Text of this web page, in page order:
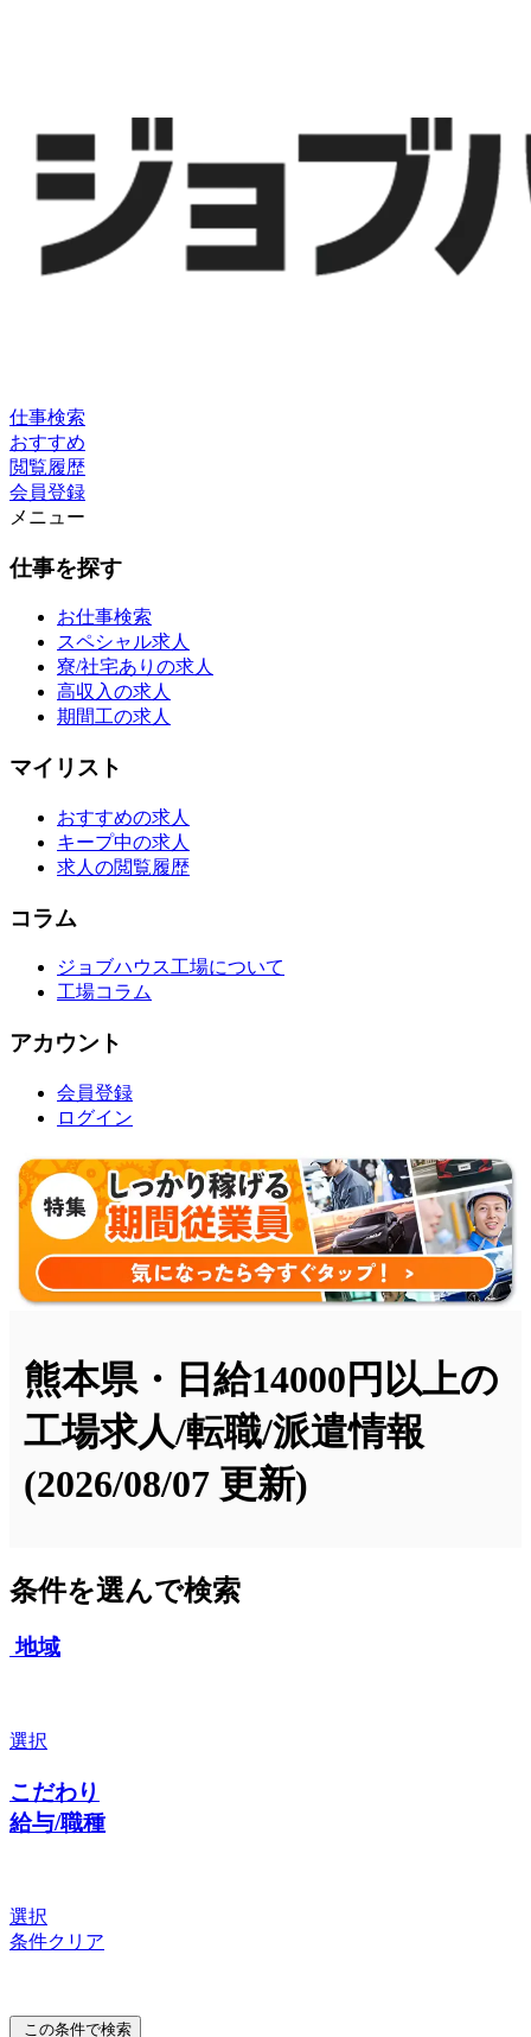
仕事検索
おすすめ
閲覧履歴
会員登録
メニュー
仕事を探す
お仕事検索
スペシャル求人
寮/社宅ありの求人
高収入の求人
期間工の求人
マイリスト
おすすめの求人
キープ中の求人
求人の閲覧履歴
コラム
ジョブハウス工場について
工場コラム
アカウント
会員登録
ログイン
熊本県・日給14000円以上の
工場求人/転職/派遣情報
(2026/08/07 更新)
条件を選んで検索
地域
選択
こだわり
給与/職種
選択
条件クリア
この条件で検索